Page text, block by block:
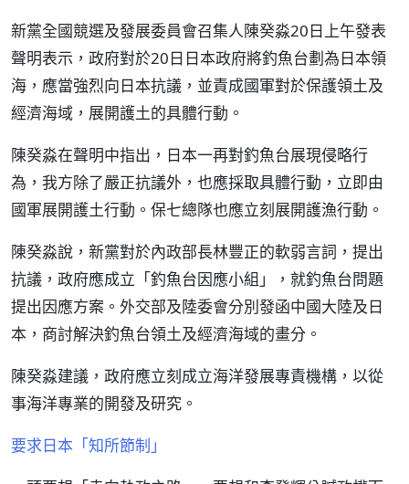
新黨全國競選及發展委員會召集人陳癸淼20日上午發表
聲明表示，政府對於20日日本政府將釣魚台劃為日本領
海，應當強烈向日本抗議，並責成國軍對於保護領土及
經濟海域，展開護土的具體行動。
陳癸淼在聲明中指出，日本一再對釣魚台展現侵略行
為，我方除了嚴正抗議外，也應採取具體行動，立即由
國軍展開護土行動。保七總隊也應立刻展開護漁行動。
陳癸淼說，新黨對於內政部長林豐正的軟弱言詞，提出
抗議，政府應成立「釣魚台因應小組」，就釣魚台問題
提出因應方案。外交部及陸委會分別發函中國大陸及日
本，商討解決釣魚台領土及經濟海域的畫分。
陳癸淼建議，政府應立刻成立海洋發展專責機構，以從
事海洋專業的開發及研究。
要求日本「知所節制」